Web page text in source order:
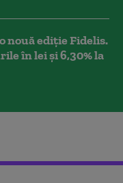
nouă ediție Fidelis.
în lei și 6,30% la